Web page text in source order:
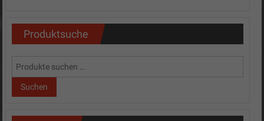
Produktsuche
Suchen
Suchen